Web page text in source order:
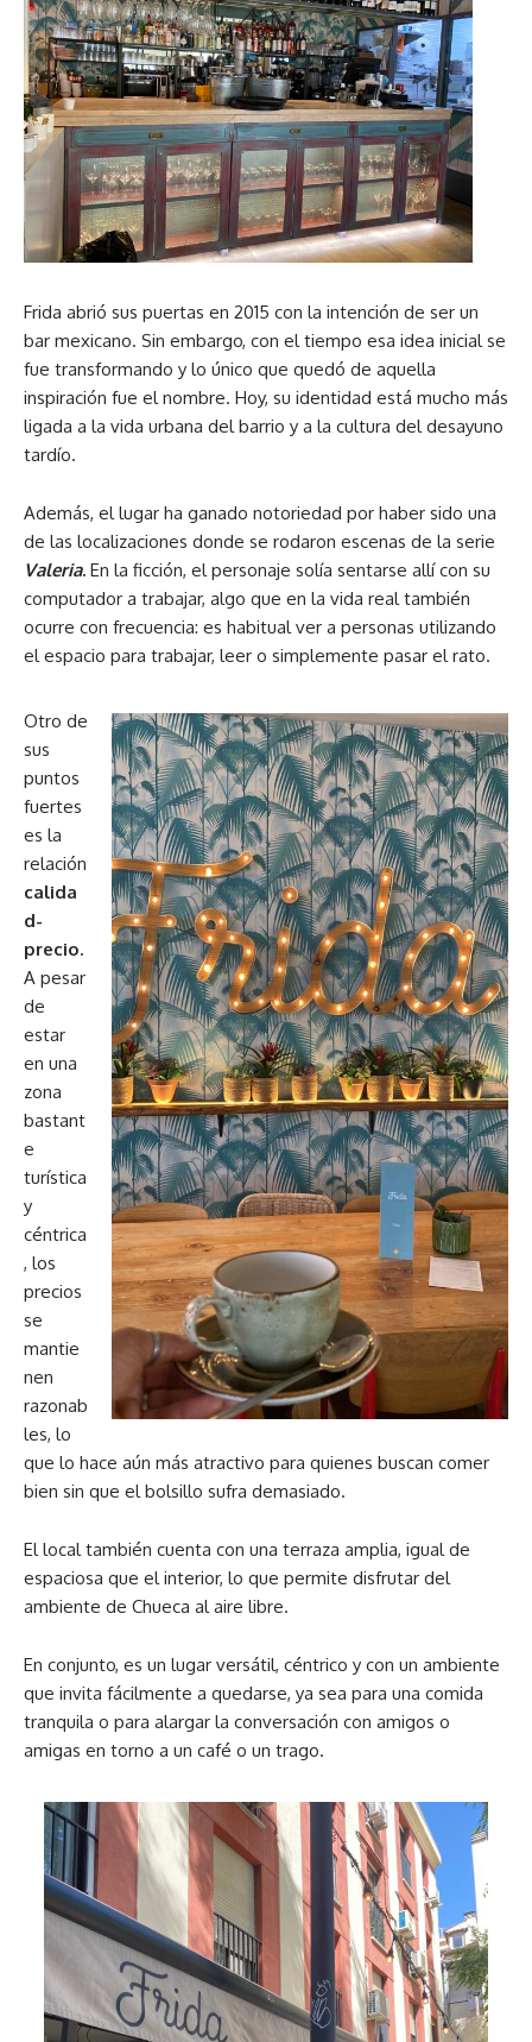
Frida abrió sus puertas en 2015 con la intención de ser un
bar mexicano. Sin embargo, con el tiempo esa idea inicial se
fue transformando y lo único que quedó de aquella
inspiración fue el nombre. Hoy, su identidad está mucho más
ligada a la vida urbana del barrio y a la cultura del desayuno
tardío.
Además, el lugar ha ganado notoriedad por haber sido una
de las localizaciones donde se rodaron escenas de la serie
Valeria. En la ficción, el personaje solía sentarse allí con su
computador a trabajar, algo que en la vida real también
ocurre con frecuencia: es habitual ver a personas utilizando
el espacio para trabajar, leer o simplemente pasar el rato.
Otro de
sus
puntos
fuertes
es la
relación
calida
d-
precio.
A pesar
de
estar
en una
zona
bastant
e
turística
y
céntrica
, los
precios
se
mantie
nen
razonab
les, lo
que lo hace aún más atractivo para quienes buscan comer
bien sin que el bolsillo sufra demasiado.
El local también cuenta con una terraza amplia, igual de
espaciosa que el interior, lo que permite disfrutar del
ambiente de Chueca al aire libre.
En conjunto, es un lugar versátil, céntrico y con un ambiente
que invita fácilmente a quedarse, ya sea para una comida
tranquila o para alargar la conversación con amigos o
amigas en torno a un café o un trago.